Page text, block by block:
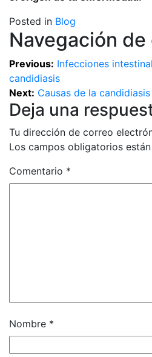
Posted in Blog
Navegación
Previous: Infecciones
candidiasis
Next: Causas de la candidiasis
Deja una
Tu dirección de correo
Los campos obligatorios
Comentario *
Nombre *